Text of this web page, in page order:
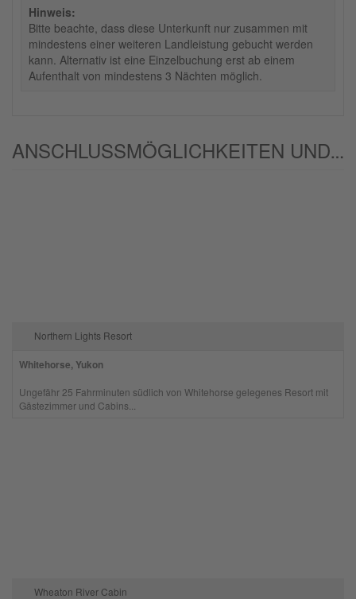
Hinweis:
Bitte beachte, dass diese Unterkunft nur zusammen mit
mindestens einer weiteren Landleistung gebucht werden
kann. Alternativ ist eine Einzelbuchung erst ab einem
Aufenthalt von mindestens 3 Nächten möglich.
ANSCHLUSSMÖGLICHKEITEN UND/ODER ALTERNATIVEN:
Northern Lights Resort
Whitehorse, Yukon
Ungefähr 25 Fahrminuten südlich von Whitehorse gelegenes Resort mit
Gästezimmer und Cabins...
Wheaton River Cabin